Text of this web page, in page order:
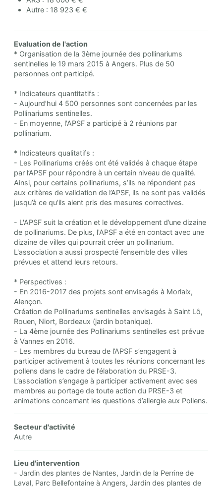
Autre : 18 923 € €
Evaluation de l'action
* Organisation de la 3ème journée des pollinariums
sentinelles le 19 mars 2015 à Angers. Plus de 50
personnes ont participé.
* Indicateurs quantitatifs :
- Aujourd’hui 4 500 personnes sont concernées par les
Pollinariums sentinelles.
- En moyenne, l'APSF a participé à 2 réunions par
pollinarium.
* Indicateurs qualitatifs :
- Les Pollinariums créés ont été validés à chaque étape
par l’APSF pour répondre à un certain niveau de qualité.
Ainsi, pour certains pollinariums, s’ils ne répondent pas
aux critères de validation de l’APSF, ils ne sont pas validés
jusqu’à ce qu’ils aient pris des mesures correctives.
- L'APSF suit la création et le développement d’une dizaine
de pollinariums. De plus, l'APSF a été en contact avec une
dizaine de villes qui pourrait créer un pollinarium.
L'association a aussi prospecté l’ensemble des villes
prévues et attend leurs retours.
* Perspectives :
- En 2016-2017 des projets sont envisagés à Morlaix,
Alençon.
Création de Pollinariums sentinelles envisagés à Saint Lô,
Rouen, Niort, Bordeaux (jardin botanique).
- La 4ème journée des Pollinariums sentinelles est prévue
à Vannes en 2016.
- Les membres du bureau de l’APSF s’engagent à
participer activement à toutes les réunions concernant les
pollens dans le cadre de l’élaboration du PRSE-3.
L’association s’engage à participer activement avec ses
membres au portage de toute action du PRSE-3 et
animations concernant les questions d’allergie aux Pollens.
Secteur d'activité
Autre
Lieu d'intervention
- Jardin des plantes de Nantes, Jardin de la Perrine de
Laval, Parc Bellefontaine à Angers, Jardin des plantes de